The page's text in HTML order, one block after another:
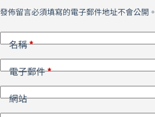
發佈留言必須填寫的電子郵件地址不會公開。
名稱*
電子郵件*
網站